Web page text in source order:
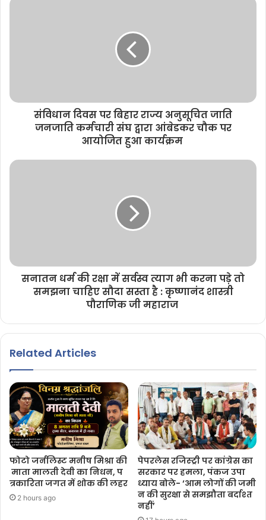
संविधान दिवस पर बिहार राज्य अनुसूचित जाति
जनजाति कर्मचारी संघ द्वारा आंबेडकर चौक पर
आयोजित हुआ कार्यक्रम
सनातन धर्म की रक्षा में सर्वस्व त्याग भी करना पड़े तो
समझना चाहिए सौदा सस्ता है : कृष्णानंद शास्त्री
पौराणिक जी महाराज
Related Articles
फोटो जर्नलिस्ट मनीष मिश्रा की
माता मालती देवी का निधन, प
त्रकारिता जगत में शोक की लहर
2 hours ago
पेपरलेस रजिस्ट्री पर कांग्रेस का
सरकार पर हमला, पंकज उपा
ध्याय बोले- ‘आम लोगों की जमी
न की सुरक्षा से समझौता बर्दाश्त
नहीं’